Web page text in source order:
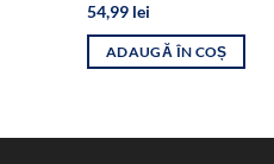
54,99 lei
ADAUGĂ ÎN COȘ